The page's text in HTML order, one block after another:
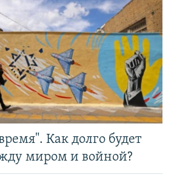
Как долго будет
миром и войной?